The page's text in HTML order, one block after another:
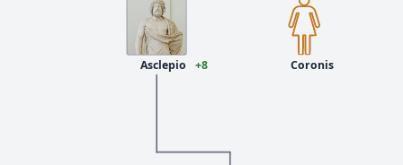
Asclepio +8 Coronis